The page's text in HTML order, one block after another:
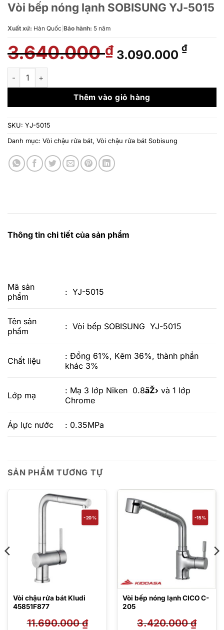
Vòi bếp nóng lạnh SOBISUNG YJ-5015
Xuất xứ: Hàn Quốc Bảo hành: 5 năm
3.640.000₫ Giá
gốc
3.640.000 ₫.
3.090.000 ₫Giá
là:
Vòi bếp nóng lạnh SOBISUNG YJ-5015 số lượng
Thêm vào giỏ hàng
SKU: YJ-5015
Danh mục: Vòi chậu rửa bát, Vòi chậu rửa bát Sobisung
Thông tin chi tiết của sản phẩm
Mã sản
phẩm
: YJ-5015
Tên sản
phẩm
: Vòi bếp SOBISUNG YJ-5015
Chất liệu
: Đồng 61%, Kẽm 36%, thành phần
khác 3%
Lớp mạ : Mạ 3 lớp Niken 0.8ãŽ› và 1 lớp
Chrome
Áp lực nước : 0.35MPa
SẢN PHẨM TƯƠNG TỰ
-20%
Vòi chậu rửa bát Kludi
45851F877
11.690.000₫
-15%
Vòi bếp nóng lạnh CICO C-
205
3.420.000₫